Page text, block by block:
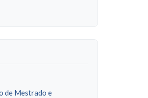
de Mestrado e